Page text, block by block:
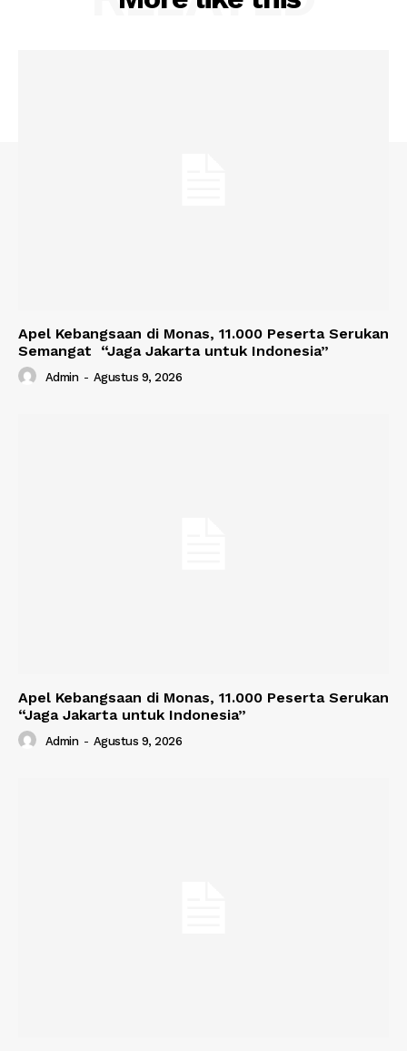
Apel Kebangsaan di Monas, 11.000 Peserta Serukan
Semangat “Jaga Jakarta untuk Indonesia”
Admin - Agustus 9, 2026
Apel Kebangsaan di Monas, 11.000 Peserta Serukan
“Jaga Jakarta untuk Indonesia”
Admin - Agustus 9, 2026